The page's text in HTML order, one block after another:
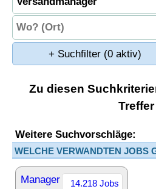
+ Suchfilter (0 aktiv)
Zu diesen
Treffer
Weitere Suchvorschläge:
WELCHE VERWANDTEN JOBS
Manager 14.218 Jobs